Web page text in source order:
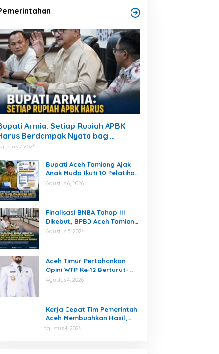
Armia: Setiap Rupiah APBK
Berdampak Nyata bagi
7, 2026
Bupati Aceh Tamiang Ajak
Anak Muda Ikuti 10 Pelatihan
Kerja Gratis, Siapkan SDM
Agustus 6, 2026
Finalisasi BNBA Tahap III
Dikebut, BPBD Aceh Tamiang
Libatkan Datok Penghulu
Agustus 5, 2026
Aceh Timur Pertahankan
Opini WTP Ke-12 Berturut-
turut
Agustus 4, 2026
Kerja Cepat Tim Pemerintah
Aceh Membuahkan Hasil,
Pertamina Tambah
Agustus 4, 2026